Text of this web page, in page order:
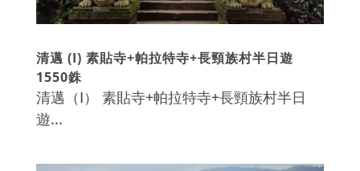
清邁 (I) 素貼寺+帕拉特寺+長頸族村半日遊
1550銖
清邁（I） 素貼寺+帕拉特寺+長頸族村半日
遊...